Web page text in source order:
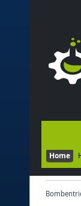
Home